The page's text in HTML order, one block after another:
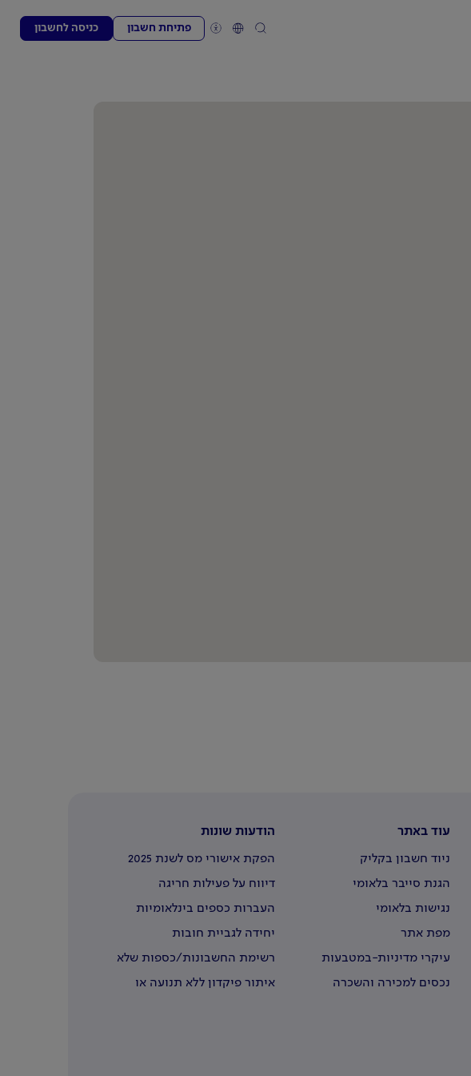
פתיחת חשבון כניסה לחשבון
עוד באתר
ניוד חשבון בקליק
הגנת סייבר בלאומי
נגישות בלאומי
מפת אתר
עיקרי מדיניות-במטבעות
נכסים למכירה והשכרה
הודעות שונות
הפקת אישורי מס לשנת 2025
דיווח על פעילות חריגה
העברות כספים בינלאומיות
יחידה לגביית חובות
רשימת החשבונות/כספות שלא
איתור פיקדון ללא תנועה או